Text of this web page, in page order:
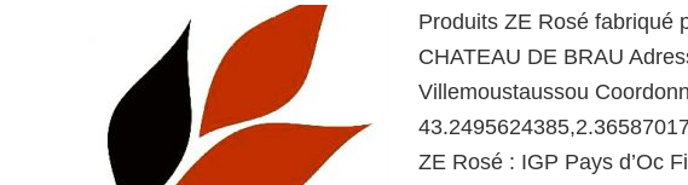
Produits ZE Rosé fabriqué
CHATEAU DE BRAU
Villemoustaussou
ZE Rosé : IGP Pays d’Oc